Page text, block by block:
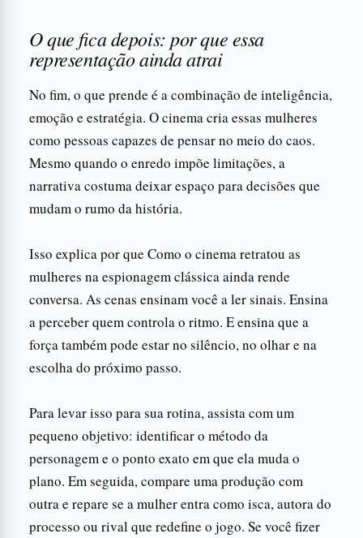
O que fica depois: por que essa
representação ainda atrai
No fim, o que prende é a combinação de inteligência,
emoção e estratégia. O cinema cria essas mulheres
como pessoas capazes de pensar no meio do caos.
Mesmo quando o enredo impõe limitações, a
narrativa costuma deixar espaço para decisões que
mudam o rumo da história.
Isso explica por que Como o cinema retratou as
mulheres na espionagem clássica ainda rende
conversa. As cenas ensinam você a ler sinais. Ensina
a perceber quem controla o ritmo. E ensina que a
força também pode estar no silêncio, no olhar e na
escolha do próximo passo.
Para levar isso para sua rotina, assista com um
pequeno objetivo: identificar o método da
personagem e o ponto exato em que ela muda o
plano. Em seguida, compare uma produção com
outra e repare se a mulher entra como isca, autora do
processo ou rival que redefine o jogo. Se você fizer